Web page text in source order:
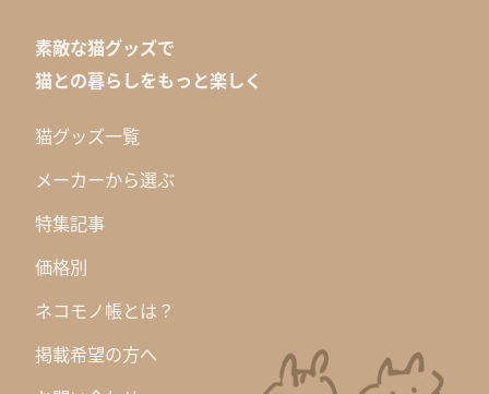
素敵な猫グッズで
猫との暮らしをもっと楽しく
猫グッズ一覧
メーカーから選ぶ
特集記事
価格別
ネコモノ帳とは？
掲載希望の方へ